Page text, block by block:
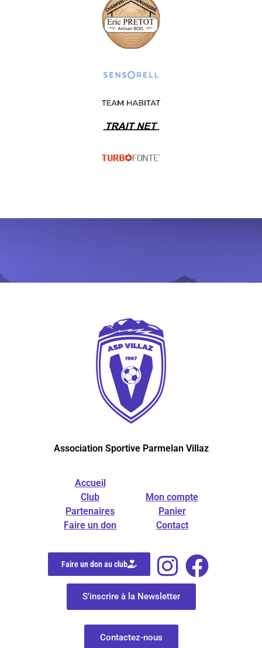
Association Sportive Parmelan Villaz
Accueil
Club
Partenaires
Faire un don
Mon compte
Panier
Contact
Faire un don au club
S'inscrire à la Newsletter
Contactez-nous